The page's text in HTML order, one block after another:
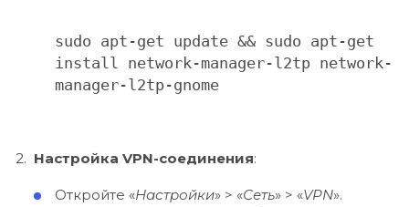
sudo apt-get update && sudo apt-get
install network-manager-l2tp network-
manager-l2tp-gnome
Настройка VPN-соединения:
Откройте «Настройки» > «Сеть» > «VPN».